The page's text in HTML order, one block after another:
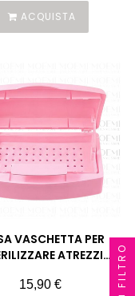
ACQUISTA
VASCHETTA PER
ATREZZI
Prezzo
15,90 € FILTRO